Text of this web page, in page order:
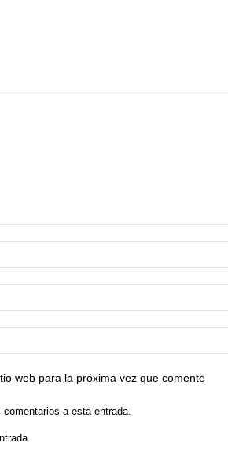
web para la próxima vez que comente
a esta entrada.